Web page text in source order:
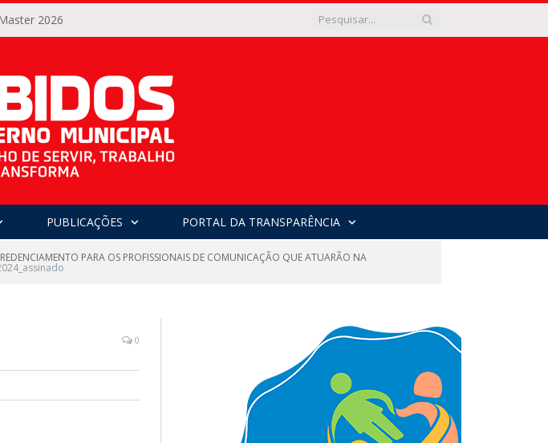
2026
PUBLICAÇÕES PORTAL DA TRANSPARÊNCIA
PARA OS PROFISSIONAIS DE COMUNICAÇÃO QUE ATUARÃO NA
0